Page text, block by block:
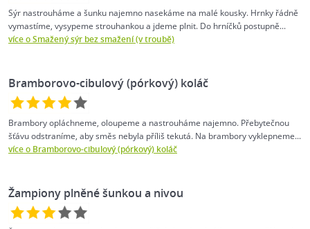
Sýr nastrouháme a šunku najemno nasekáme na malé kousky. Hrnky řádně
vymastíme, vysypeme strouhankou a jdeme plnit. Do hrníčků postupně...
více o Smažený sýr bez smažení (v troubě)
Bramborovo-cibulový (pórkový) koláč
Brambory opláchneme, oloupeme a nastrouháme najemno. Přebytečnou
šťávu odstraníme, aby směs nebyla příliš tekutá. Na brambory vyklepneme...
více o Bramborovo-cibulový (pórkový) koláč
Žampiony plněné šunkou a nivou